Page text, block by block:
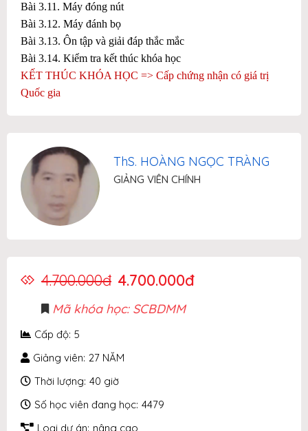
Bài 3.11. Máy đóng nút
Bài 3.12. Máy đánh bọ
Bài 3.13. Ôn tập và giải đáp thắc mắc
Bài 3.14. Kiểm tra kết thúc khóa học
KẾT THÚC KHÓA HỌC => Cấp chứng nhận có giá trị
Quốc gia
ThS. HOÀNG NGỌC TRÀNG
GIẢNG VIÊN CHÍNH
4.700.000đ 4.700.000đ
Mã khóa học: SCBDMM
Cấp độ: 5
Giảng viên: 27 NĂM
Thời lượng: 40 giờ
Số học viên đang học: 4479
Loại dự án: nâng cao